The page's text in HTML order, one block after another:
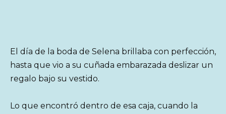
El día de la boda de Selena brillaba con perfección,
hasta que vio a su cuñada embarazada deslizar un
regalo bajo su vestido.
Lo que encontró dentro de esa caja, cuando la